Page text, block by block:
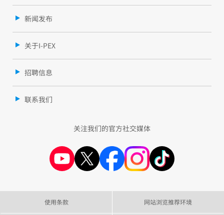
新闻发布
关于I-PEX
招聘信息
联系我们
关注我们的官方社交媒体
使用条款 网站浏览推荐环境